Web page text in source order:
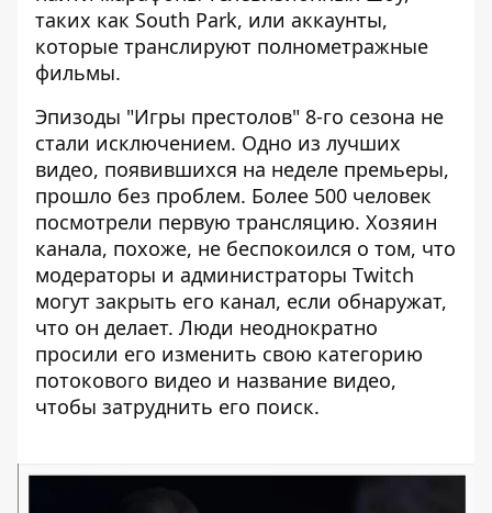
таких как South Park, или аккаунты,
которые транслируют полнометражные
фильмы.
Эпизоды "Игры престолов" 8-го сезона не
стали исключением. Одно из лучших
видео, появившихся на неделе премьеры,
прошло без проблем. Более 500 человек
посмотрели первую трансляцию. Хозяин
канала, похоже, не беспокоился о том, что
модераторы и администраторы Twitch
могут закрыть его канал, если обнаружат,
что он делает. Люди неоднократно
просили его изменить свою категорию
потокового видео и название видео,
чтобы затруднить его поиск.